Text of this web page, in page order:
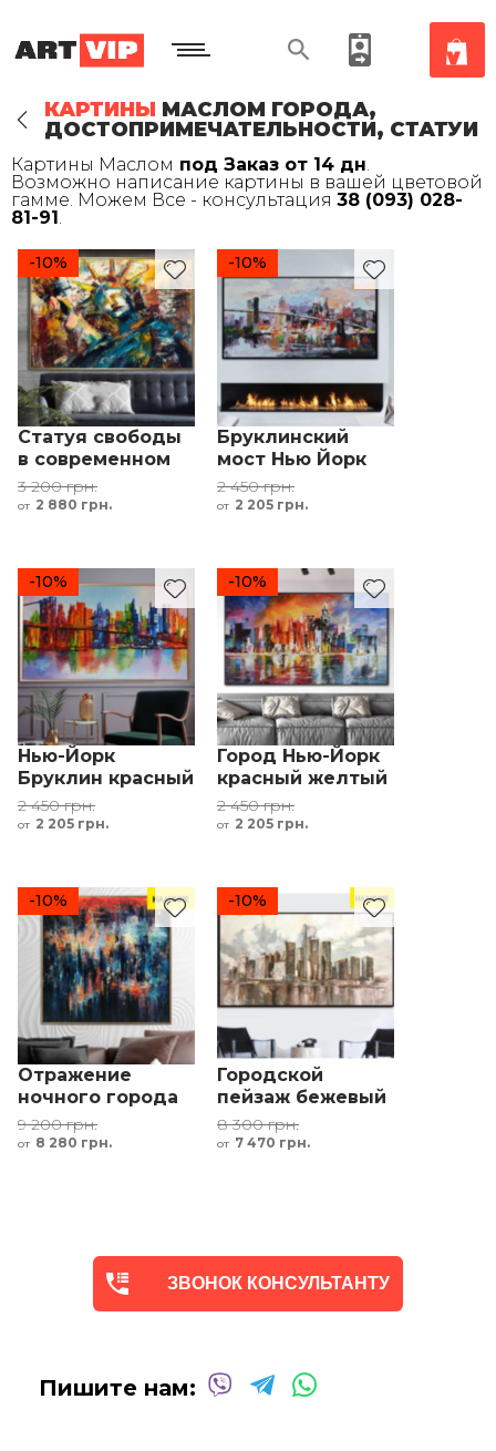
КАРТИНЫ МАСЛОМ ГОРОДА,
ДОСТОПРИМЕЧАТЕЛЬНОСТИ, СТАТУИ
Картины Маслом под Заказ от 14 дн.
Возможно написание картины в вашей цветовой
гамме. Можем Все - консультация 38 (093) 028-
81-91.
-10%
Статуя свободы
в современном
стиле цветные
штрихи
3 200 грн.
от 2 880 грн.
-10%
Бруклинский
мост Нью Йорк
серый черный
бежевый
2 450 грн.
от 2 205 грн.
-10%
Нью-Йорк
Бруклин красный
желтый зеленый
синий
2 450 грн.
от 2 205 грн.
-10%
Город Нью-Йорк
красный желтый
оранжевый
синий
2 450 грн.
от 2 205 грн.
-10%
Отражение
ночного города
синий белый
красный
9 200 грн.
от 8 280 грн.
-10%
Городской
пейзаж бежевый
коричневый
желтый серый
8 300 грн.
от 7 470 грн.
ЗВОНОК КОНСУЛЬТАНТУ
Пишите нам: